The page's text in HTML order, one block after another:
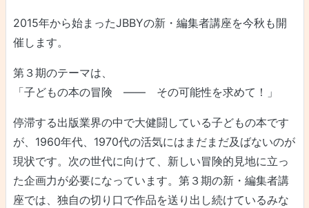
2015年から始まったJBBYの新・編集者講座を今秋も開
催します。
第３期のテーマは、
「子どもの本の冒険 ―― その可能性を求めて！」
停滞する出版業界の中で大健闘している子どもの本です
が、1960年代、1970代の活気にはまだまだ及ばないのが
現状です。次の世代に向けて、新しい冒険的見地に立っ
た企画力が必要になっています。第３期の新・編集者講
座では、独自の切り口で作品を送り出し続けているみな